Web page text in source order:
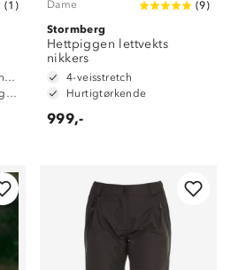
(1 )
Vanntett (10 000 mm vannsøyle)
Elastikk og strikkjustering i livet
Dame (9)
Stormberg
Hettpiggen lettvekts
nikkers
4-veisstretch
Hurtigtørkende
999,-